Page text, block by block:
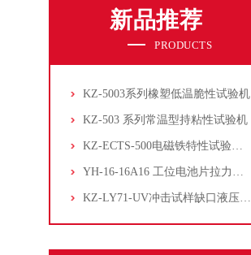
新品推荐
PRODUCTS
KZ-5003系列橡塑低温脆性试验机
KZ-503 系列常温型持粘性试验机
KZ-ECTS-500电磁铁特性试验系统
YH-16-16A16 工位电池片拉力试验机
KZ-LY71-UV冲击试样缺口液压拉床